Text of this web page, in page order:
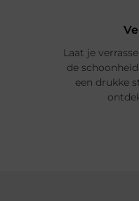
Laat je
de
een drukke